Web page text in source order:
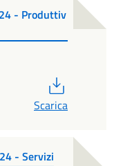
- Produttiv
Scarica
- Servizi